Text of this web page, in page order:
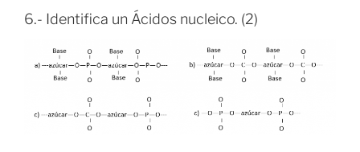
6.- Identifica un Ácidos nucleico. (2)